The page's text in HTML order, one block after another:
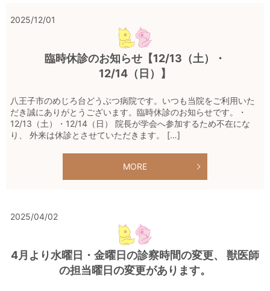
2025/12/01
臨時休診のお知らせ【12/13（土）・
12/14（日）】
八王子市のめじろ台どうぶつ病院です。いつも当院をご利用いた
だき誠にありがとうございます。臨時休診のお知らせです。・
12/13（土）・12/14（日） 院長が学会へ参加するため不在にな
り、 外来は休診とさせていただきます。 […]
MORE
2025/04/02
4月より水曜日・金曜日の診察時間の変更、 獣医師
の担当曜日の変更があります。